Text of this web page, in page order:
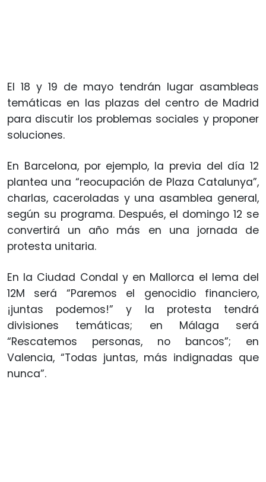
El 18 y 19 de mayo tendrán lugar asambleas
temáticas en las plazas del centro de Madrid
para discutir los problemas sociales y proponer
soluciones.
En Barcelona, por ejemplo, la previa del día 12
plantea una “reocupación de Plaza Catalunya”,
charlas, caceroladas y una asamblea general,
según su programa. Después, el domingo 12 se
convertirá un año más en una jornada de
protesta unitaria.
En la Ciudad Condal y en Mallorca el lema del
12M será “Paremos el genocidio financiero,
¡juntas podemos!” y la protesta tendrá
divisiones temáticas; en Málaga será
“Rescatemos personas, no bancos”; en
Valencia, “Todas juntas, más indignadas que
nunca”.